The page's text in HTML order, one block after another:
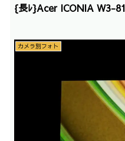
{長ﾚ}Acer ICONIA W3-
カメラ別フォト